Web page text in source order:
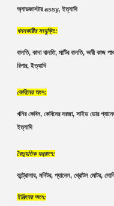
অ্যাডজাস্টার assy, ইত্যাদি
খননকারীর সংযুক্তি:
বালতি, কাদা বালতি, মাটির বালতি, ভারী
রিপার, ইত্যাদি
কেবিনের অংশ:
খনির কেবিন, কেবিনের দরজা, সাইড ডোর
ইত্যাদি
বৈদ্যুতিক যন্ত্রাংশ:
কন্ট্রোলার, মনিটর, প্যানেল, থ্রোটল মোটর,
ইঞ্জিনের অংশ: